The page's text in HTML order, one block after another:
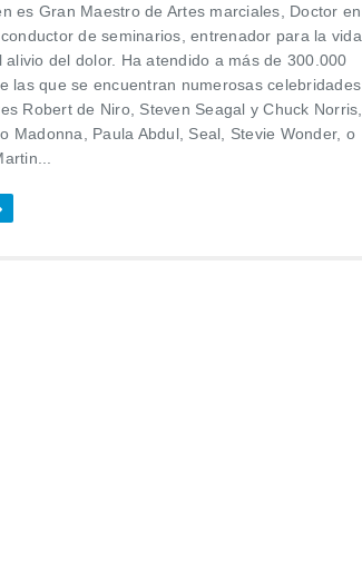
es Gran Maestro de Artes marciales, Doctor en
de seminarios, entrenador para la vida
alivio del dolor. Ha atendido a más de 300.000
las que se encuentran numerosas celebridades
Robert de Niro, Steven Seagal y Chuck Norris,
Madonna, Paula Abdul, Seal, Stevie Wonder, o